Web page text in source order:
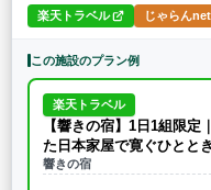
楽天トラベル じゃらんnet
この施設のプラン例
楽天トラベル
【響きの宿】1日1組限
た日本家屋で寛ぐひととき
響きの宿